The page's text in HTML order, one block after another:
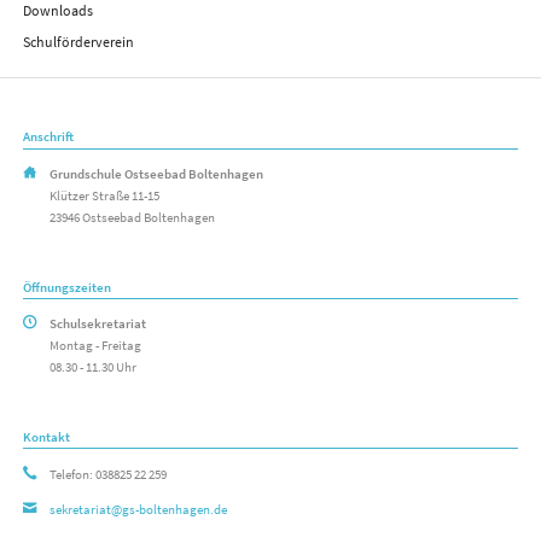
Downloads
Schulförderverein
Anschrift
Grundschule Ostseebad Boltenhagen
Klützer Straße 11-15
23946 Ostseebad Boltenhagen
Öffnungszeiten
Schulsekretariat
Montag - Freitag
08.30 - 11.30 Uhr
Kontakt
Telefon: 038825 22 259
sekretariat@gs-boltenhagen.de